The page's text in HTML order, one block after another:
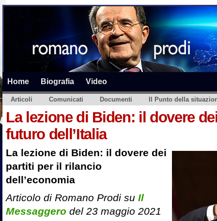
Home Biografia Video
Articoli Comunicati Documenti Il Punto della
La lezione di Biden: il dovere
futuro dell’Italia
La lezione di Biden: il dovere dei
partiti per il rilancio
dell’economia
Articolo di Romano Prodi su Il
Messaggero del 23 maggio 2021